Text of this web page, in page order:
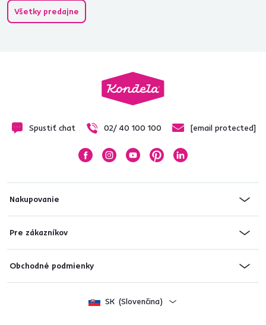
Všetky predajne
Spustiť chat 02/ 40 100 100 [email protected]
Nakupovanie
Pre zákazníkov
Obchodné podmienky
SK (Slovenčina)